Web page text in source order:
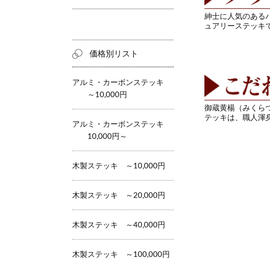
紳士に人気のある
ュアリーステッキ
御蔵黄楊（みくら
テッキは、職人渾
価格別リスト
アルミ・カーボンステッキ
～10,000円
アルミ・カーボンステッキ
10,000円～
木製ステッキ ～10,000円
木製ステッキ ～20,000円
木製ステッキ ～40,000円
木製ステッキ ～100,000円